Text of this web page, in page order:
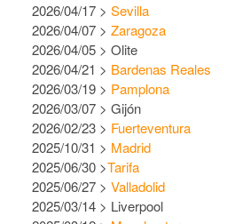
2026/04/17 > Sevilla
2026/04/07 > Zaragoza
2026/04/05 > Olite
2026/04/21 > Bardenas Reales
2026/03/19 > Pamplona
2026/03/07 > Gijón
2026/02/23 > Fuerteventura
2025/10/31 > Madrid
2025/06/30 >Tarifa
2025/06/27 > Valladolid
2025/03/14 > Liverpool